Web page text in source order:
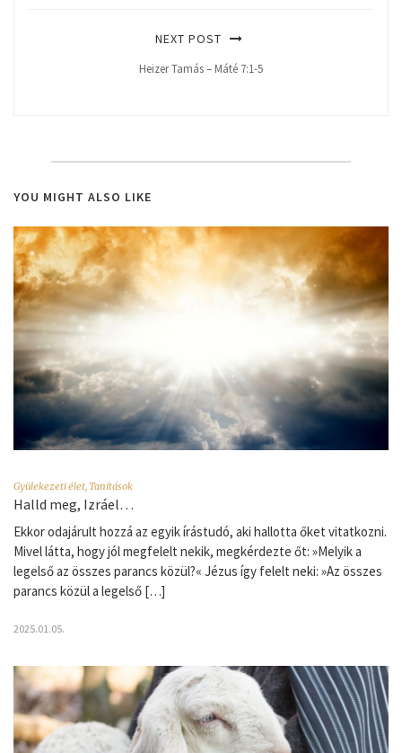
NEXT POST
Heizer Tamás – Máté 7:1-5
YOU MIGHT ALSO LIKE
Gyülekezeti élet Tanítások
Halld meg, Izráel…
Ekkor odajárult hozzá az egyik írástudó, aki hallotta őket vitatkozni.
Mivel látta, hogy jól megfelelt nekik, megkérdezte őt: »Melyik a
legelső az összes parancs közül?« Jézus így felelt neki: »Az összes
parancs közül a legelső […]
2025.01.05.